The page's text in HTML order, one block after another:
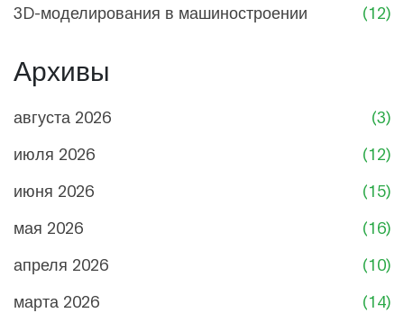
3D-моделирования в машиностроении
(12)
Архивы
августа 2026
(3)
июля 2026
(12)
июня 2026
(15)
мая 2026
(16)
апреля 2026
(10)
марта 2026
(14)